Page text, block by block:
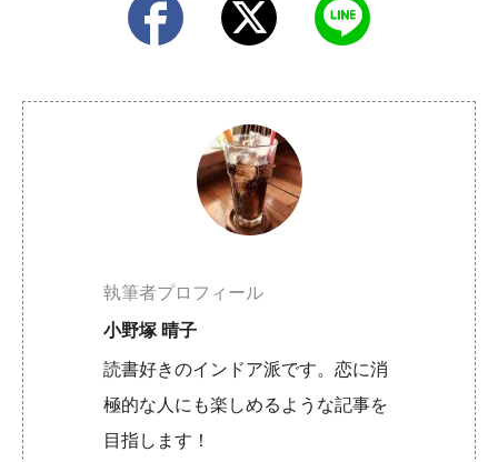
執筆者プロフィール
小野塚 晴子
読書好きのインドア派です。恋に消
極的な人にも楽しめるような記事を
目指します！